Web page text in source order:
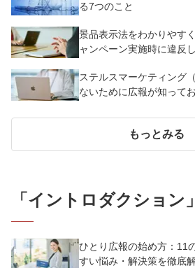
る7つのこと
景品表示法をわかりやす
ャンペーン実施時に違反
ステルスマーケティング
ないために広報が知って
もっとみる
「イントロダクション
ひとり広報の始め方：11
すい悩み・解決策を徹底